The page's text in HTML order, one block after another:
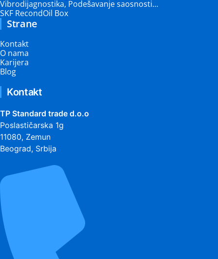
Vibrodijagnostika, Podešavanje saosnosti…
SKF RecondOil Box
Strane
Kontakt
O nama
Karijera
Blog
Kontakt
TP Standard trade d.o.o
Poslastičarska 1g
11080, Zemun
Beograd, Srbija